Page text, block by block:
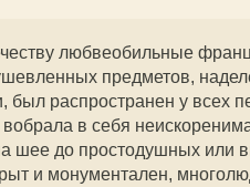
любвеобильные
предметов,
был распространен у всех
в себя
шее до простодушных или
и монументален,